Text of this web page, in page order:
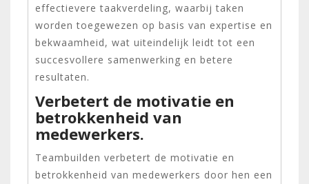
effectievere taakverdeling, waarbij taken
worden toegewezen op basis van expertise en
bekwaamheid, wat uiteindelijk leidt tot een
succesvollere samenwerking en betere
resultaten.
Verbetert de motivatie en
betrokkenheid van
medewerkers.
Teambuilden verbetert de motivatie en
betrokkenheid van medewerkers door hen een